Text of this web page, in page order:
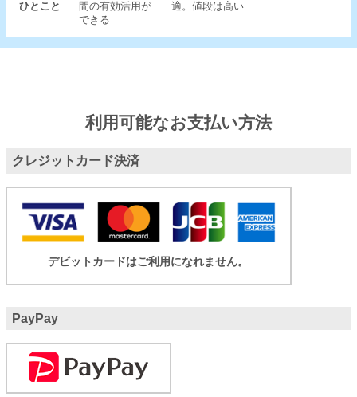
ひとこと
間の有効活用が
できる
適。値段は高い
利用可能なお支払い方法
クレジットカード決済
デビットカードはご利用になれません。
PayPay